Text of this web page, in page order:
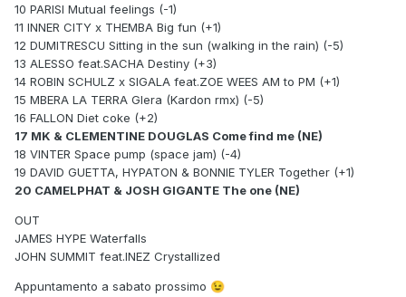
10 PARISI Mutual feelings (-1)
11 INNER CITY x THEMBA Big fun (+1)
12 DUMITRESCU Sitting in the sun (walking in the rain) (-5)
13 ALESSO feat.SACHA Destiny (+3)
14 ROBIN SCHULZ x SIGALA feat.ZOE WEES AM to PM (+1)
15 MBERA LA TERRA Glera (Kardon rmx) (-5)
16 FALLON Diet coke (+2)
17 MK & CLEMENTINE DOUGLAS Come find me (NE)
18 VINTER Space pump (space jam) (-4)
19 DAVID GUETTA, HYPATON & BONNIE TYLER Together (+1)
20 CAMELPHAT & JOSH GIGANTE The one (NE)
OUT
JAMES HYPE Waterfalls
JOHN SUMMIT feat.INEZ Crystallized
Appuntamento a sabato prossimo 😉